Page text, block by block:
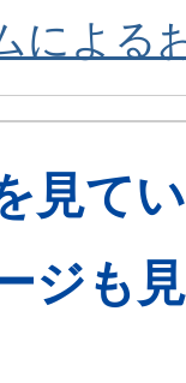
による
見て
ジも